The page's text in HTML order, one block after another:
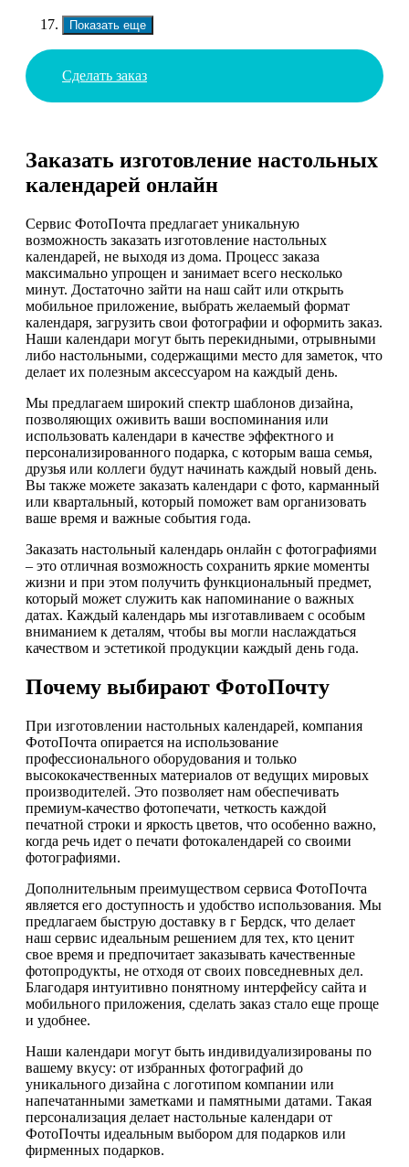
Показать еще
Сделать заказ
Заказать изготовление настольных
календарей онлайн
Сервис ФотоПочта предлагает уникальную
возможность заказать изготовление настольных
календарей, не выходя из дома. Процесс заказа
максимально упрощен и занимает всего несколько
минут. Достаточно зайти на наш сайт или открыть
мобильное приложение, выбрать желаемый формат
календаря, загрузить свои фотографии и оформить заказ.
Наши календари могут быть перекидными, отрывными
либо настольными, содержащими место для заметок, что
делает их полезным аксессуаром на каждый день.
Мы предлагаем широкий спектр шаблонов дизайна,
позволяющих оживить ваши воспоминания или
использовать календари в качестве эффектного и
персонализированного подарка, с которым ваша семья,
друзья или коллеги будут начинать каждый новый день.
Вы также можете заказать календари с фото, карманный
или квартальный, который поможет вам организовать
ваше время и важные события года.
Заказать настольный календарь онлайн с фотографиями
– это отличная возможность сохранить яркие моменты
жизни и при этом получить функциональный предмет,
который может служить как напоминание о важных
датах. Каждый календарь мы изготавливаем с особым
вниманием к деталям, чтобы вы могли наслаждаться
качеством и эстетикой продукции каждый день года.
Почему выбирают ФотоПочту
При изготовлении настольных календарей, компания
ФотоПочта опирается на использование
профессионального оборудования и только
высококачественных материалов от ведущих мировых
производителей. Это позволяет нам обеспечивать
премиум-качество фотопечати, четкость каждой
печатной строки и яркость цветов, что особенно важно,
когда речь идет о печати фотокалендарей со своими
фотографиями.
Дополнительным преимуществом сервиса ФотоПочта
является его доступность и удобство использования. Мы
предлагаем быструю доставку в г Бердск, что делает
наш сервис идеальным решением для тех, кто ценит
свое время и предпочитает заказывать качественные
фотопродукты, не отходя от своих повседневных дел.
Благодаря интуитивно понятному интерфейсу сайта и
мобильного приложения, сделать заказ стало еще проще
и удобнее.
Наши календари могут быть индивидуализированы по
вашему вкусу: от избранных фотографий до
уникального дизайна с логотипом компании или
напечатанными заметками и памятными датами. Такая
персонализация делает настольные календари от
ФотоПочты идеальным выбором для подарков или
фирменных подарков.